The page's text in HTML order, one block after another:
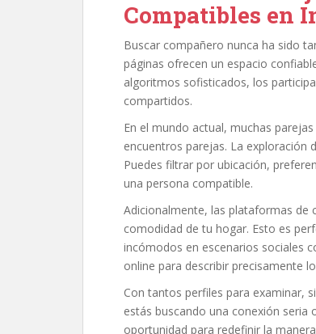
Compatibles en
Buscar compañero nunca ha sido
páginas ofrecen un espacio
algoritmos sofisticados, los
compartidos.
En el mundo actual, muchas
encuentros parejas. La exploración
Puedes filtrar por ubicación,
una persona compatible.
Adicionalmente, las plataformas de
comodidad de tu hogar. Esto es
incómodos en escenarios sociales
online para describir precisamente
Con tantos perfiles para examinar,
estás buscando una conexión seria
oportunidad para redefinir la